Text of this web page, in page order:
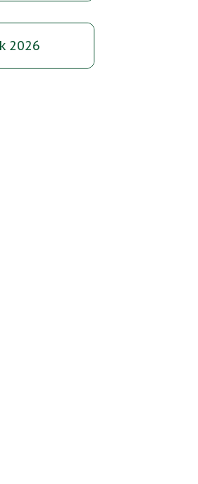
2026